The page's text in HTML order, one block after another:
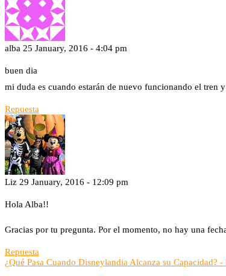
alba 25 January, 2016 - 4:04 pm
buen dia
mi duda es cuando estarán de nuevo funcionando el tren
Repuesta
Liz 29 January, 2016 - 12:09 pm
Hola Alba!!
Gracias por tu pregunta. Por el momento, no hay una
Repuesta
¿Qué Pasa Cuando Disneylandia Alcanza su